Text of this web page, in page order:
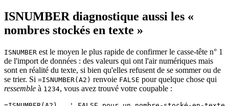
ISNUMBER diagnostique aussi les «
nombres stockés en texte »
ISNUMBER est le moyen le plus rapide de confirmer le casse-tête n° 1
de l'import de données : des valeurs qui ont l'air numériques mais
sont en réalité du texte, si bien qu'elles refusent de se sommer ou de
se trier. Si =ISNUMBER(A2) renvoie FALSE pour quelque chose qui
ressemble à 1234, vous avez trouvé votre coupable :